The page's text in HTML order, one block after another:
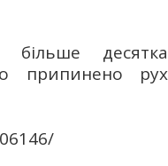
більше десятка
припинено рух